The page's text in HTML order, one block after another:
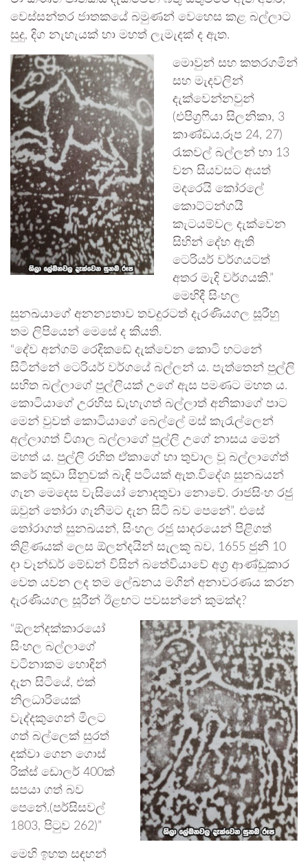
වෙස්සන්තර ජාතකයේ බමුණන් වෙහෙස කළ බල්ලාට
සුදු, දිග නැහැයක් හා මහත් ලැමැදක් ද ඇත.
මොවුන් සහ කතරගමින්
සහ මැදවලින්
දැක්වෙන්නවුන්
(එපිග්‍රෆියා සිලනිකා, 3
කාණ්ඩය,රූප 24, 27)
රැකවල් බල්ලන් හා 13
වන සියවසට අයත්
මදරෙයි කෝරලේ
කොට්ටන්ගයි
කැටයම්වල දැක්වෙන
සිහින් දේහ ඇති
ටෙරියර් වර්ගයටත්
අතර මැදි වර්ගයකි.”
මෙහිදී සිංහල
සුනඛයාගේ අනන්‍යතාව තවදුරටත් දැරණියගල සූරීහු
තම ලිපියෙන් මෙසේ ද කියති.
“දේව අන්ගම් රෙදිකඩේ දැක්වෙන කොටි හටනේ
සිටින්නේ ටෙරියර් වර්ගයේ බල්ලන් ය. පැත්තෙන් පුල්ලි
සහිත බල්ලාගේ පුල්ලියක් උගේ ඇස පමණට මහත ය.
කොටියාගේ උරහිස ඩැහැගත් බල්ලාත් අනිකාගේ පාට
මෙන් වුවත් කොටියාගේ බෙල්ලේ මස් කැරැල්ලෙන්
අල්ලාගත් විශාල බල්ලාගේ පුල්ලි උගේ නාසය මෙන්
මහත් ය. පුල්ලි රහිත ඒකාගේ හා තුවාල වූ බල්ලාගේත්
කරේ කුඩා සීනුවක් බැඳි පටියක් ඇත.විදේශ සුනඛයන්
ගැන මෙදෙස වැසියෝ නොදතුවා නොවේ. රාජසිංහ රජු
ඔවුන් තෝරා ගැනීමට දැන සිටි බව පෙනේ”. එසේ
තෝරාගත් සුනඛයන්, සිංහල රජු සාදරයෙන් පිළිගත්
තිළිණයක් ලෙස ඕලන්දයින් සැලකූ බව, 1655 ජුනි 10
දා වෑන්ඩර් මේඩන් විසින් බතේවියාවේ අග්‍ර ආණ්ඩුකාර
වෙත යවන ලද තම ලේඛනය මගින් අනාවරණය කරන
දැරණියගල සූරීන් ඊළඟට පවසන්නේ කුමක්ද?
“ඕලන්දක්කාරයෝ
සිංහල බල්ලාගේ
වටිනාකම හොඳින්
දැන සිටියේ, එක්
නිලධාරියෙක්
වැද්දකුගෙන් මිලට
ගත් බල්ලෙක් සුරත්
දක්වා ගෙන ගොස්
රික්ස් ඩොලර් 400ක්
සපයා ගත් බව
පෙනේ.(පර්සිසවල්
1803, පිටුව 262)”
මෙහි ඉහත සඳහන්